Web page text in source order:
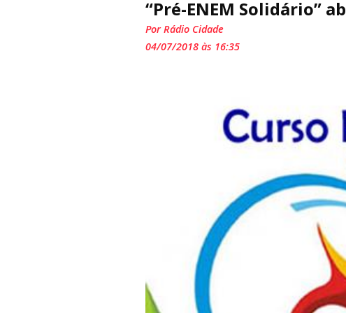
“Pré-ENEM Solidário”
Por Rádio Cidade
04/07/2018 às 16:35